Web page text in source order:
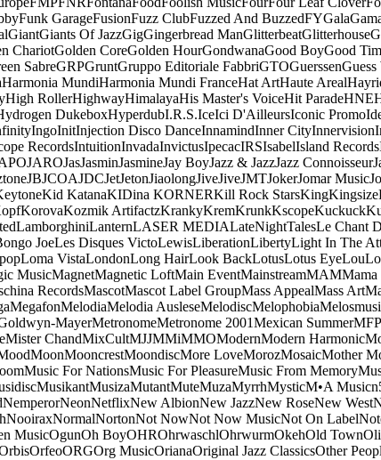
Funk GarageFusionFuzz ClubFuzzed And BuzzedFYGala
GiantGiants Of JazzGigGingerbread ManGlitterbeatGlitterhouse
ChariotGolden CoreGolden HourGondwanaGood BoyGood
SabreGRPGruntGruppo Editoriale FabbriGTOGuerssen
Harmonia MundiHarmonia Mundi FranceHat ArtHaute Areal
High RollerHighwayHimalayaHis Master's VoiceHit ParadeHNE
DukeboxHyperdubI.R.S.IceIci D'AilleursIconic Promo
IngoInitInjection Disco DanceInnamindInner CityInnervision
RecordsIntuitionInvadaInvictusIpecacIRSIsabelIsland Records
JAROJasJasminJasmineJay BoyJazz & JazzJazz Connoisseur
JBJCOAJDCJetJetonJiaolongJiveJiveJMTJokerJomar Music
Kid KatanaKIDina KORNERKill Rock StarsKingKingsize
KorovaKozmik ArtifactzKrankyKremKrunkKscopeKuckuck
LamborghiniLanternLASER MEDIALateNightTalesLe Chant
JoeLes Disques VictoLewisLiberationLibertyLight In The
Loma VistaLondonLong HairLook BackLotusLotus EyeLou
MusicMagnetMagnetic LoftMain EventMainstreamMAMMama
RecordsMascotMascot Label GroupMass AppealMass Art
MegafonMelodiaMelodia AusleseMelodiscMelophobia
MayerMetronomeMetronome 2001Mexican SummerMFP
Mister ChandMixCultMJJMMiMMOModernModern Harmonic
MoonMooncrestMoondiscMore LoveMorozMosaicMother
Music For NationsMusic For PleasureMusic From Memory
MusikantMusizaMutantMuteMuzaMyrrhMysticM•A Music
NemperorNeonNetflixNew AlbionNew JazzNew RoseNew West
NooiraxNormalNortonNot NowNot Now MusicNot On Label
MusicOgunOh BoyOHROhrwaschlOhrwurmOkehOld Town
OrfeoORGOrg MusicOrianaOriginal Jazz ClassicsOther